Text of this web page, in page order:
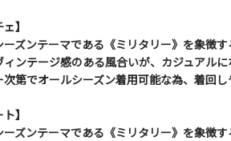
】
ズンテーマである《ミリタリー》を象徴す
ンテージ感のある風合いが、カジュアルに
次第でオールシーズン着用可能な為、着回し
】
ーズンテーマである《ミリタリー》を象徴